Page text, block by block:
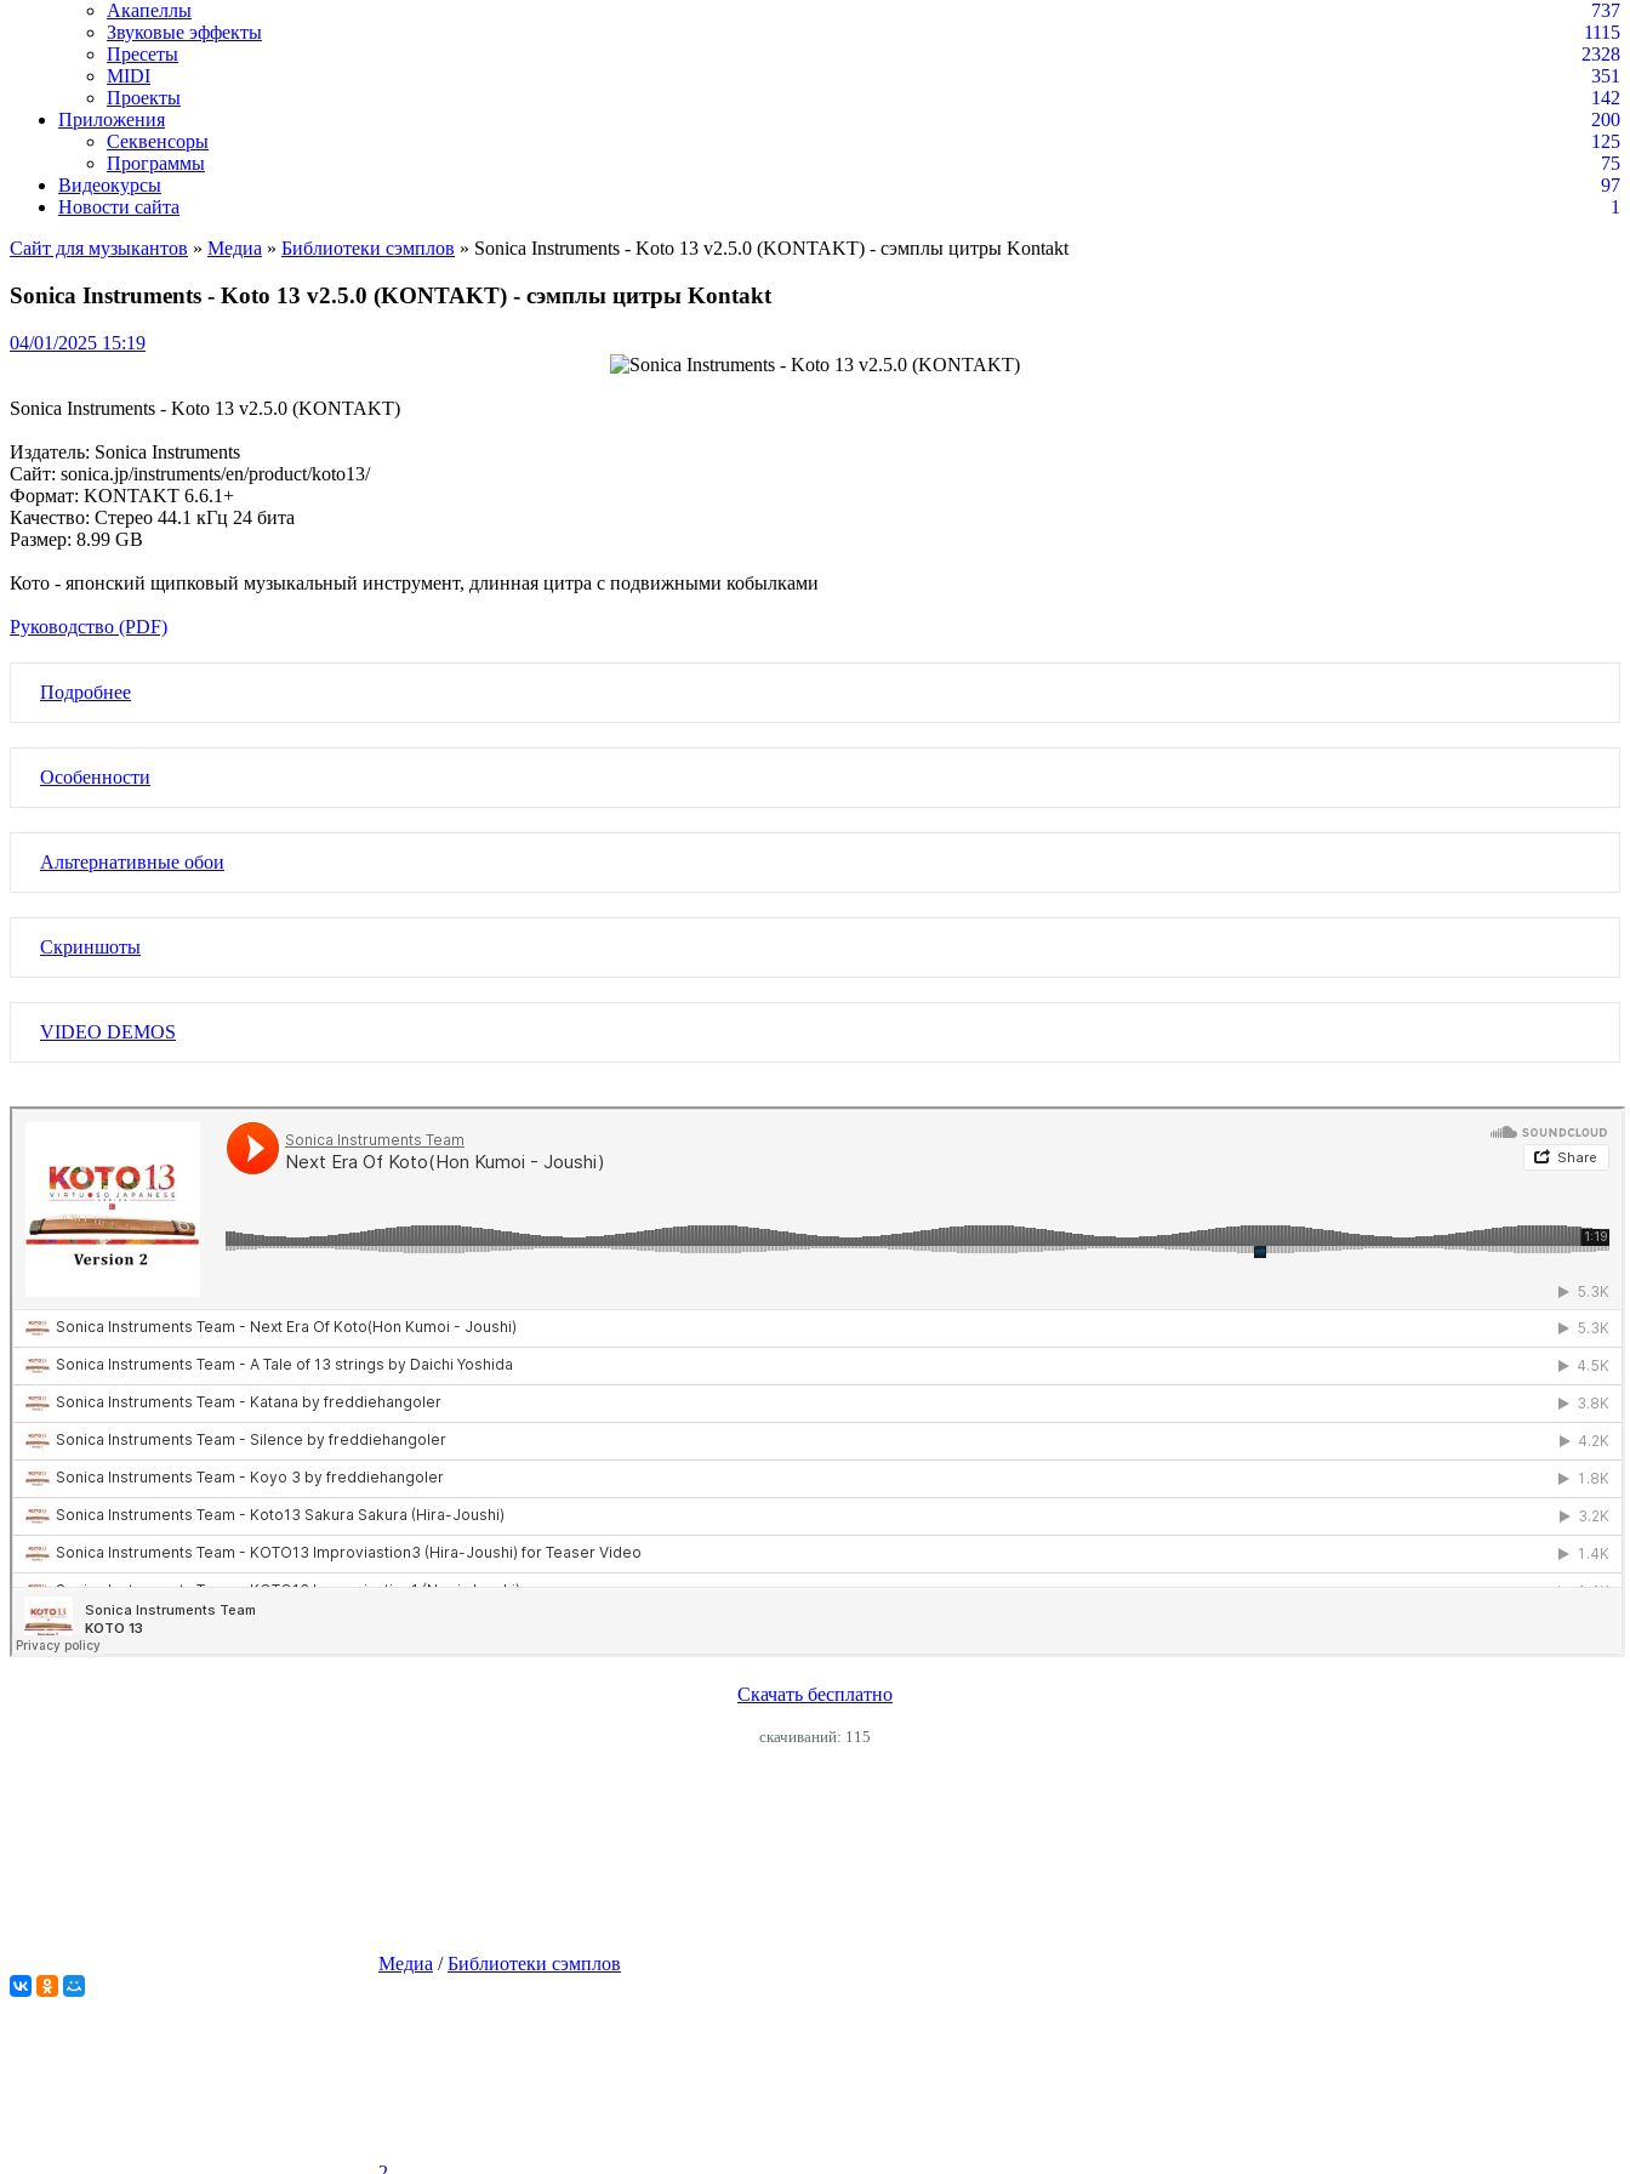
Акапеллы
737
Звуковые эффекты
1115
Пресеты
2328
MIDI
351
Проекты
142
Приложения
200
Секвенсоры
125
Программы
75
Видеокурсы
97
Новости сайта
1
Сайт для музыкантов » Медиа » Библиотеки сэмплов » Sonica Instruments - Koto 13 v2.5.0 (KONTAKT) - сэмплы цитры Kontakt
Sonica Instruments - Koto 13 v2.5.0 (KONTAKT) - сэмплы цитры Kontakt
04/01/2025 15:19
Sonica Instruments - Koto 13 v2.5.0 (KONTAKT)
Издатель: Sonica Instruments
Сайт: sonica.jp/instruments/en/product/koto13/
Формат: KONTAKT 6.6.1+
Качество: Стерео 44.1 кГц 24 бита
Размер: 8.99 GB
Кото - японский щипковый музыкальный инструмент, длинная цитра с подвижными кобылками
Руководство (PDF)
Подробнее
Особенности
Альтернативные обои
Скриншоты
VIDEO DEMOS
Скачать бесплатно
cкачиваний: 115
Медиа /Библиотеки сэмплов